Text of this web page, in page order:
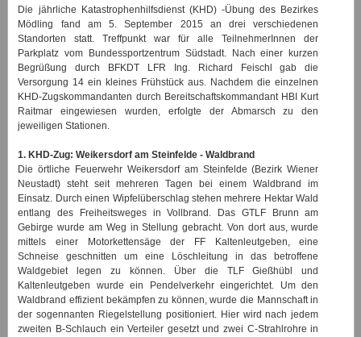
Die jährliche Katastrophenhilfsdienst(KHD) -Übung des Bezirkes
Mödling fand am 5. September 2015 an drei verschiedenen
Standorten statt. Treffpunkt war für alle TeilnehmerInnen der
Parkplatz vom Bundessportzentrum Südstadt. Nach einer kurzen
Begrüßung durch BFKDT LFR Ing. Richard Feischl gab die
Versorgung 14 ein kleines Frühstück aus. Nachdem die einzelnen
KHD-Zugskommandanten durch Bereitschaftskommandant HBI Kurt
Raitmar eingewiesen wurden, erfolgte der Abmarsch zu den
jeweiligen Stationen.
1. KHD-Zug: Weikersdorf am Steinfelde - Waldbrand
Die örtliche Feuerwehr Weikersdorf am Steinfelde (Bezirk Wiener
Neustadt) steht seit mehreren Tagen bei einem Waldbrand im
Einsatz. Durch einen Wipfelüberschlag stehen mehrere Hektar Wald
entlang des Freiheitsweges in Vollbrand. Das GTLF Brunn am
Gebirge wurde am Weg in Stellung gebracht. Von dort aus, wurde
mittels einer Motorkettensäge der FF Kaltenleutgeben, eine
Schneise geschnitten um eine Löschleitung in das betroffene
Waldgebiet legen zu können. Über die TLF Gießhübl und
Kaltenleutgeben wurde ein Pendelverkehr eingerichtet. Um den
Waldbrand effizient bekämpfen zu können, wurde die Mannschaft in
der sogennanten Riegelstellung positioniert. Hier wird nach jedem
zweiten B-Schlauch ein Verteiler gesetzt und zwei C-Strahlrohre in